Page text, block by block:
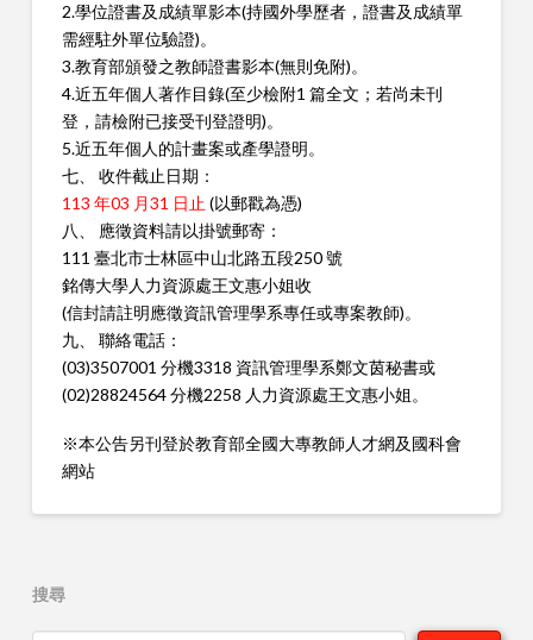
2.學位證書及成績單影本(持國外學歷者，證書及成績單
需經駐外單位驗證)。
3.教育部頒發之教師證書影本(無則免附)。
4.近五年個人著作目錄(至少檢附1 篇全文；若尚未刊
登，請檢附已接受刊登證明)。
5.近五年個人的計畫案或產學證明。
七、 收件截止日期：
113 年03 月31 日止 (以郵戳為憑)
八、 應徵資料請以掛號郵寄：
111 臺北市士林區中山北路五段250 號
銘傳大學人力資源處王文惠小姐收
(信封請註明應徵資訊管理學系專任或專案教師)。
九、 聯絡電話：
(03)3507001 分機3318 資訊管理學系鄭文茵秘書或
(02)28824564 分機2258 人力資源處王文惠小姐。
※本公告另刊登於教育部全國大專教師人才網及國科會
網站
搜尋